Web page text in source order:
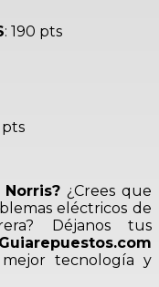
: 190 pts
pts
¿Crees que
eléctricos de
Déjanos tus
Guiarepuestos.com
tecnología y